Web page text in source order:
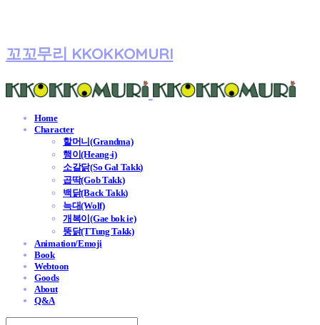
꼬꼬무리 KKOKKOMURI
Home
Character
할머니(Grandma)
행이(Heang-i)
소갈닭(So Gal Takk)
곱딱(Gob Takk)
백닭(Back Takk)
늑대(Wolf)
개복이(Gae bok ie)
뚱닭(TTung Takk)
Animation/Emoji
Book
Webtoon
Goods
About
Q&A